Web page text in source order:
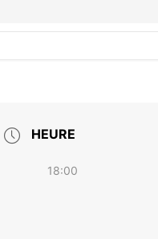
HEURE
18:00